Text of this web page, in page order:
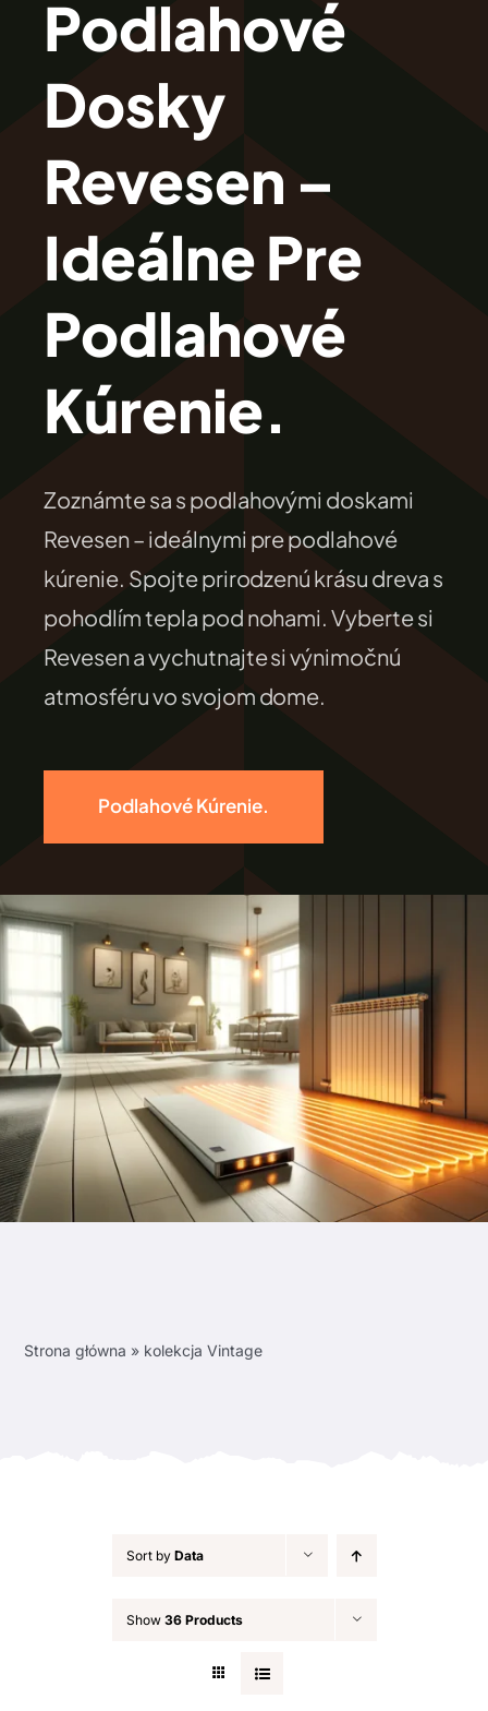
Revesen
Kolekcie
Trieda Podláh
Záštitu
Cennik
Galéria
FILEXO
Kontakt
Podlahové
Dosky
Revesen –
Ideálne Pre
Podlahové
Kúrenie.
Zoznámte sa s podlahovými doskami
Revesen – ideálnymi pre podlahové
kúrenie. Spojte prirodzenú krásu dreva s
pohodlím tepla pod nohami. Vyberte si
Revesen a vychutnajte si výnimočnú
atmosféru vo svojom dome.
Podlahové Kúrenie.
Strona główna » kolekcja Vintage
Sort by Data
Show 36 Products